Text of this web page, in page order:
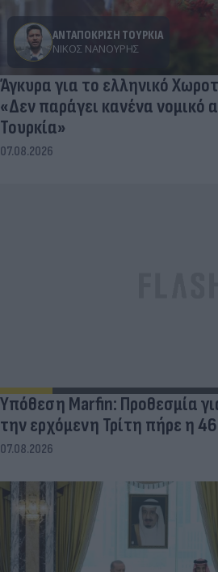
ΑΝΤΑΠΟΚΡΙΣΗ ΤΟΥΡΚΙΑ
ΝΊΚΟΣ ΝΑΝΟΎΡΗΣ
Άγκυρα για το ελληνικό
«Δεν παράγει κανένα νομικό
Τουρκία»
07.08.2026
Υπόθεση Marfin: Προθεσμία
την ερχόμενη Τρίτη πήρε η
07.08.2026